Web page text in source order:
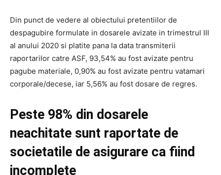
Din punct de vedere al obiectului pretentiilor de
despagubire formulate in dosarele avizate in trimestrul III
al anului 2020 si platite pana la data transmiterii
raportarilor catre ASF, 93,54% au fost avizate pentru
pagube materiale, 0,90% au fost avizate pentru vatamari
corporale/decese, iar 5,56% au fost dosare de regres.
Peste 98% din dosarele
neachitate sunt raportate de
societatile de asigurare ca fiind
incomplete